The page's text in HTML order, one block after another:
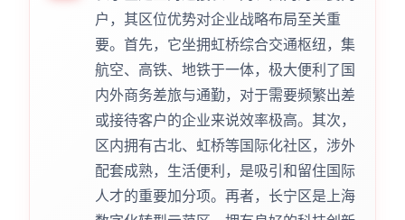
户，其区位优势对企业战略布局至关重
要。首先，它坐拥虹桥综合交通枢纽，集
航空、高铁、地铁于一体，极大便利了国
内外商务差旅与通勤，对于需要频繁出差
或接待客户的企业来说效率极高。其次，
区内拥有古北、虹桥等国际化社区，涉外
配套成熟，生活便利，是吸引和留住国际
人才的重要加分项。再者，长宁区是上海